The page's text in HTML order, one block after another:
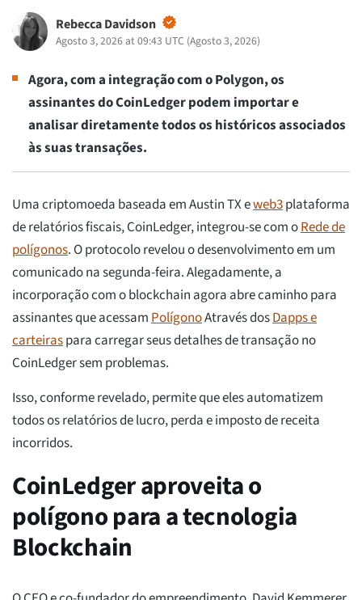
Rebecca Davidson
Agosto 3, 2026 at 09:43 UTC (Agosto 3, 2026)
Agora, com a integração com o Polygon, os
assinantes do CoinLedger podem importar e
analisar diretamente todos os históricos associados
às suas transações.
Uma criptomoeda baseada em Austin TX eweb3plataforma
de relatórios fiscais, CoinLedger, integrou-se com oRede de
polígonos. O protocolo revelou o desenvolvimento em um
comunicado na segunda-feira. Alegadamente, a
incorporação com o blockchain agora abre caminho para
assinantes que acessam PolígonoAtravés dosDapps e
carteiraspara carregar seus detalhes de transação no
CoinLedger sem problemas.
Isso, conforme revelado, permite que eles automatizem
todos os relatórios de lucro, perda e imposto de receita
incorridos.
CoinLedger aproveita o
polígono para a tecnologia
Blockchain